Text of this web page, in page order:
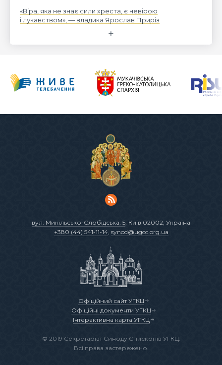
«Віра, яка не знає сили хреста, є невірою
і лукавством», — владика Ярослав Приріз
вул. Микільсько-Слобідська, 5 , Київ 02002, Україна
+380 (44) 541-11-14, synod@ugcc.org.ua
Офіційний сайт УГКЦ
Офіційні документи УГКЦ
Інтерактивна карта УГКЦ
© 2019 Секретаріат Синоду Єпископів УГКЦ.
Всі права застережено.